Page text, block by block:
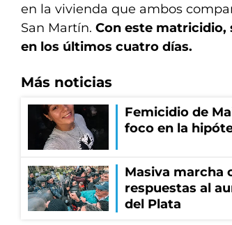
en la vivienda que ambos
San Martín. Con este matricidio,
en los últimos cuatro días.
Más noticias
Femicidio de
foco en la
Masiva marcha
respuestas al
del Plata